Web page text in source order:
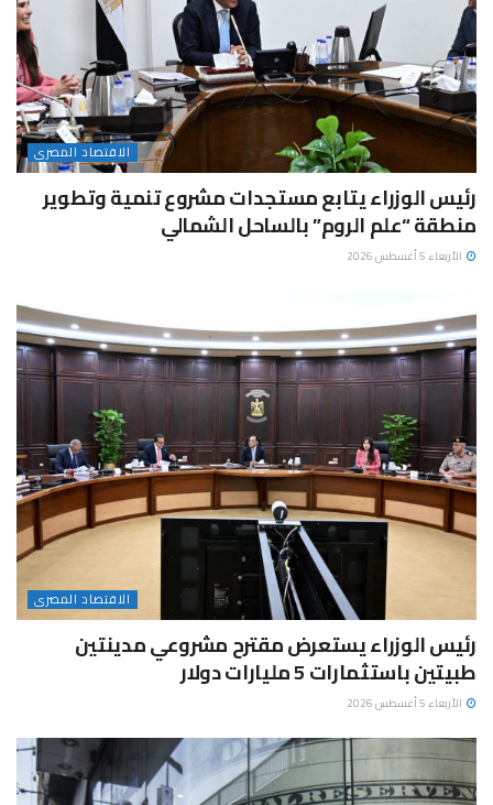
الاقتصاد المصرى
رئيس الوزراء يتابع مستجدات مشروع تنمية وتطوير
منطقة “علم الروم” بالساحل الشمالي
الأربعاء 5 أغسطس 2026
الاقتصاد المصرى
رئيس الوزراء يستعرض مقترح مشروعي مدينتين
طبيتين باستثمارات 5 مليارات دولار
الأربعاء 5 أغسطس 2026